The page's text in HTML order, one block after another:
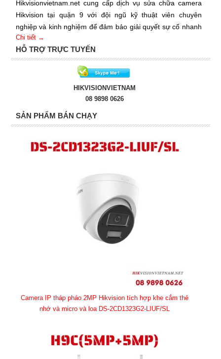
Hikvisionvietnam.net cung cấp dịch vụ sửa chữa camera
Hikvision tại quận 9 với đội ngũ kỹ thuật viên chuyên
nghiệp và kinh nghiệm để đảm bảo giải quyết sự cố nhanh
chóng và hiệu quả.
Chi tiết →
HỖ TRỢ TRỰC TUYẾN
HIKVISIONVIETNAM
08 9898 0626
SẢN PHẨM BÁN CHẠY
Camera IP tháp pháo 2MP Hikvision tích hợp khe cắm thẻ
nhớ và micro và loa DS-2CD1323G2-LIUF/SL